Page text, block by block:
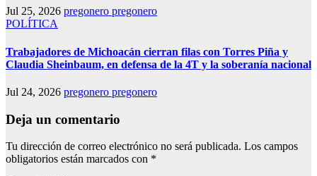
Jul 25, 2026 pregonero pregonero
POLÍTICA
Trabajadores de Michoacán cierran filas con Torres Piña y
Claudia Sheinbaum, en defensa de la 4T y la soberanía nacional
Jul 24, 2026 pregonero pregonero
Deja un comentario
Tu dirección de correo electrónico no será publicada. Los campos
obligatorios están marcados con *